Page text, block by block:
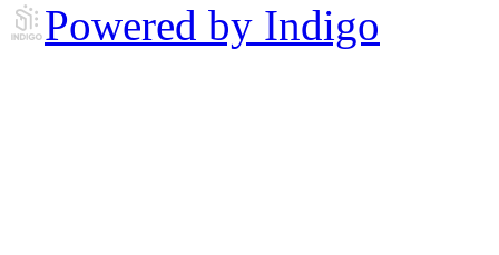
Powered by Indigo